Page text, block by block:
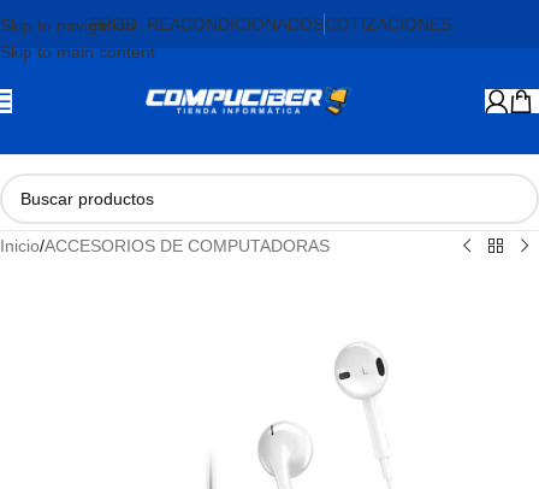
Skip to navigation
Skip to main content
PROD. REACONDICIONADOSCOTIZACIONES
Inicio/ACCESORIOS DE COMPUTADORAS